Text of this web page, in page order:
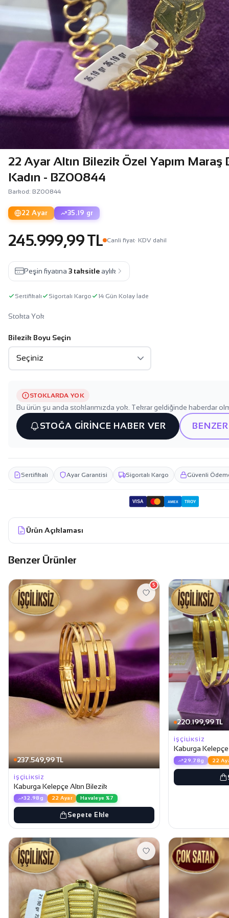
22 Ayar Altın Bilezik Özel Yapım Maraş
Kadın - BZ00844
Barkod: BZ00844
22 Ayar 35.19 gr
245.999,99 TL Canli fiyat· KDV dahil
Peşin fiyatına 3 taksitle aylık
Sertifikalı Sigortalı Kargo 14 Gün Kolay İade
Stokta Yok
Bilezik Boyu Seçin
STOKLARDA YOK
Bu ürün şu anda stoklarımızda yok. Tekrar geldiğinde haberdar
STOĞA GİRİNCE HABER VER
Sertifikalı Ayar Garantisi Sigortalı Kargo Güvenli
VISA AMEX TROY
Ürün Açıklaması
Benzer Ürünler
237.549,99 TL
5
İŞÇILIKSIZ
Kaburga Kelepçe Altın Bilezik
32.98g 22 Ayar Havaleye %7
Sepete Ekle
220.199,99 TL
İŞÇILIKSIZ
Kaburga
29.78g 22